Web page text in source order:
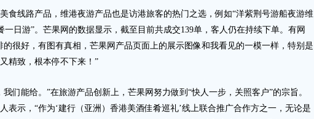
线路产品，维港夜游产品也是访港旅客的热门之选，例如“洋紫荆号游船夜游维
一日游”。芒果网的数据显示，截至目前共成交139单，客人仍在持续下单。有网
的很好，有图有真相，芒果网产品页面上的展示图像和我看见的一模一样，特别是
精致，根本停不下来！”
能给。”在旅游产品创新上，芒果网努力做到“快人一步，关照客户”的宗旨。
表示，“作为‘建行（亚洲）香港美酒佳肴巡礼’线上联合推广合作方之一，无论是